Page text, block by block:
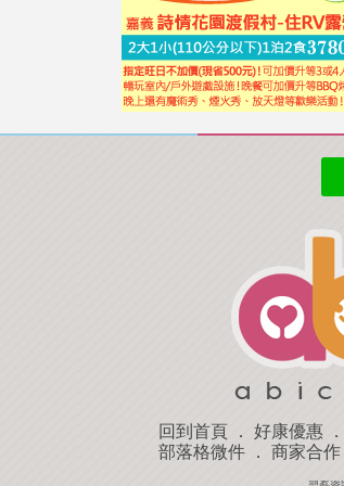
回到首頁 ． 好康優惠 ．
部落格微件． 商家合作